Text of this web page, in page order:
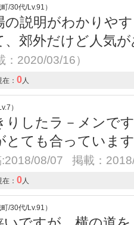
/30代/Lv.91）
の説明がわかりや
、郊外だけど人気
2020/03/16）
在： 0人
）
りしたラ－メンで
とても合っていま
:2018/08/07 掲載：
在： 0人
/30代/Lv.91）